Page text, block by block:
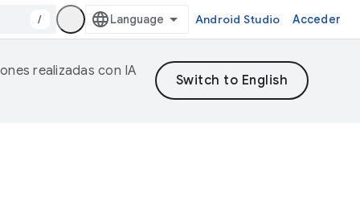
/ Android Studio Acceder
realizadas con IA